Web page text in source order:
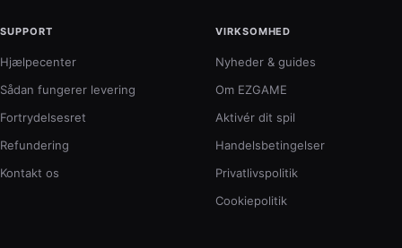
SUPPORT
Hjælpecenter
Sådan fungerer levering
Fortrydelsesret
Refundering
Kontakt os
VIRKSOMHED
Nyheder & guides
Om EZGAME
Aktivér dit spil
Handelsbetingelser
Privatlivspolitik
Cookiepolitik